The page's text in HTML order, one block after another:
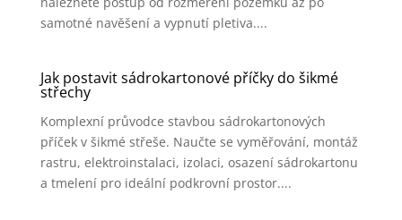
samotné navěšení a vypnutí pletiva....
Jak postavit sádrokartonové příčky do šikmé
střechy
Komplexní průvodce stavbou sádrokartonových
příček v šikmé střeše. Naučte se vyměřování, montáž
rastru, elektroinstalaci, izolaci, osazení sádrokartonu
a tmelení pro ideální podkrovní prostor....